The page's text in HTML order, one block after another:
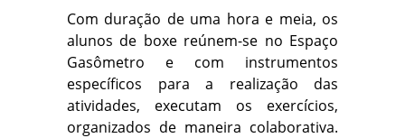
Com duração de uma hora e meia, os
alunos de boxe reúnem-se no Espaço
Gasômetro e com instrumentos
específicos para a realização das
atividades, executam os exercícios,
organizados de maneira colaborativa.